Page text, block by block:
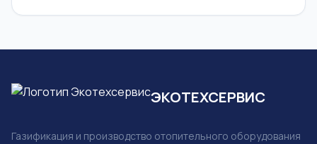
ЭКОТЕХСЕРВИС
Газификация и производство отопительного оборудования